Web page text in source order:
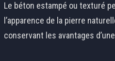
Le béton estampé ou texturé
l’apparence de la pierre
conservant les avantages